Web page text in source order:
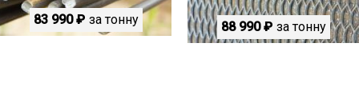
83 990 ₽ за тонну 88 990 ₽ за тонну